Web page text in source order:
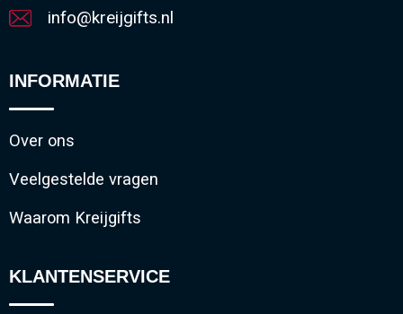
info@kreijgifts.nl
INFORMATIE
Over ons
Veelgestelde vragen
Waarom Kreijgifts
KLANTENSERVICE